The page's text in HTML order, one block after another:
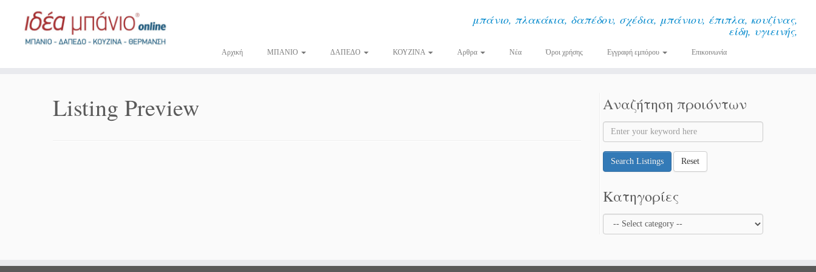
περιεχόμενο
μπάνιο, πλακάκια, δαπέδου, σχέδια, μπάνιου, έπιπλα, κουζίνας,
είδη, υγιεινής,
Αρχική ΜΠΑΝΙΟ ΔΑΠΕΔΟ ΚΟΥΖΙΝΑ Αρθρα Νέα Όροι χρήσης Εγγραφή εμπόρου Επικοινωνία
Listing Preview Αναζήτηση προιόντων
Search Listings Reset
Κατηγορίες